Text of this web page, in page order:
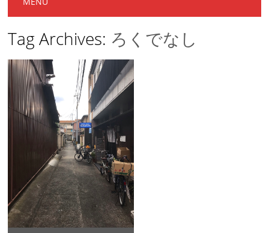
Tag Archives: ろくでなし